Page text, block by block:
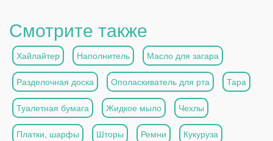
Смотрите также
Хайлайтер Наполнитель Масло для загара
Разделочная доска Ополаскиватель для рта Тара
Туалетная бумага Жидкое мыло Чехлы
Платки, шарфы Шторы Ремни Кукуруза